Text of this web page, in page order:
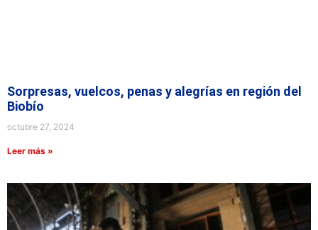
Sorpresas, vuelcos, penas y alegrías en región del
Biobío
octubre 27, 2024
Leer más »